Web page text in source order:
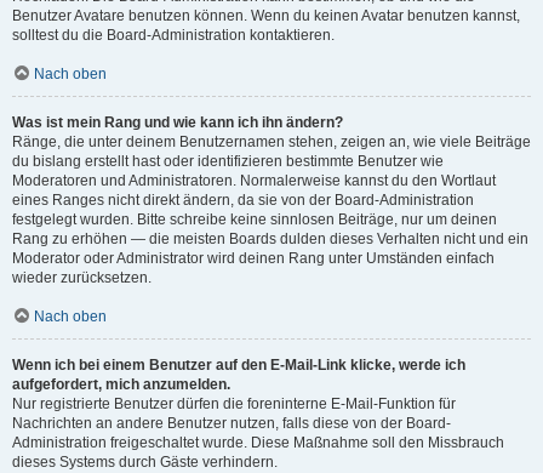
Benutzer Avatare benutzen können. Wenn du keinen Avatar benutzen kannst,
solltest du die Board-Administration kontaktieren.
Nach oben
Was ist mein Rang und wie kann ich ihn ändern?
Ränge, die unter deinem Benutzernamen stehen, zeigen an, wie viele Beiträge
du bislang erstellt hast oder identifizieren bestimmte Benutzer wie
Moderatoren und Administratoren. Normalerweise kannst du den Wortlaut
eines Ranges nicht direkt ändern, da sie von der Board-Administration
festgelegt wurden. Bitte schreibe keine sinnlosen Beiträge, nur um deinen
Rang zu erhöhen — die meisten Boards dulden dieses Verhalten nicht und ein
Moderator oder Administrator wird deinen Rang unter Umständen einfach
wieder zurücksetzen.
Nach oben
Wenn ich bei einem Benutzer auf den E-Mail-Link klicke, werde ich
aufgefordert, mich anzumelden.
Nur registrierte Benutzer dürfen die foreninterne E-Mail-Funktion für
Nachrichten an andere Benutzer nutzen, falls diese von der Board-
Administration freigeschaltet wurde. Diese Maßnahme soll den Missbrauch
dieses Systems durch Gäste verhindern.